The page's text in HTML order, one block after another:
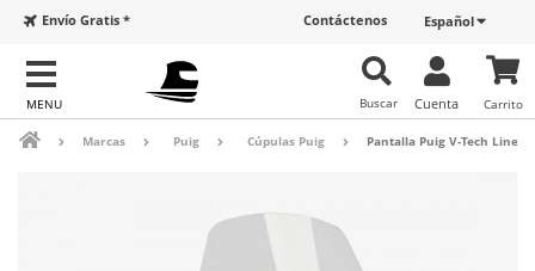
Español
Contáctenos
Envío Gratis *
Carrito
Cuenta
Buscar
Marcas Puig Cúpulas Puig Pantalla Puig V-Tech Line